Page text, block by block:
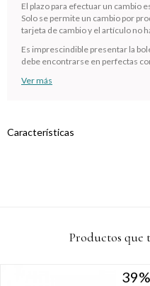
El plazo para efectuar un cambio
Solo se permite un cambio por
tarjeta de cambio y el artículo no
Es imprescindible presentar la
debe encontrarse en perfectas
Ver más
Características
Productos que
39
39
Comprá
cuotas
* sujeto
Verifica si estás
Cédula de identidad
Fecha de nacimiento
Estás calificado